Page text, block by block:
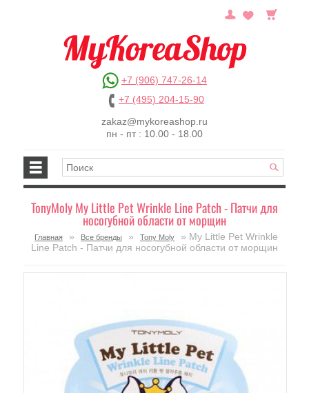
+7 (906) 747-26-14
+7 (495) 204-15-90
zakaz@mykoreashop.ru
пн - пт : 10.00 - 18.00
TonyMoly My Little Pet Wrinkle Line Patch - Патчи для
носогубной области от морщин
Главная » Все бренды » Tony Moly
» My Little Pet Wrinkle
Line Patch - Патчи для носогубной области от морщин